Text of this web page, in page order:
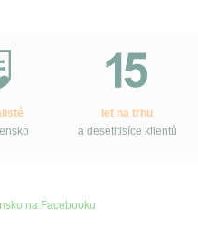
let na trhu
a desetitisíce klientů
na Facebooku